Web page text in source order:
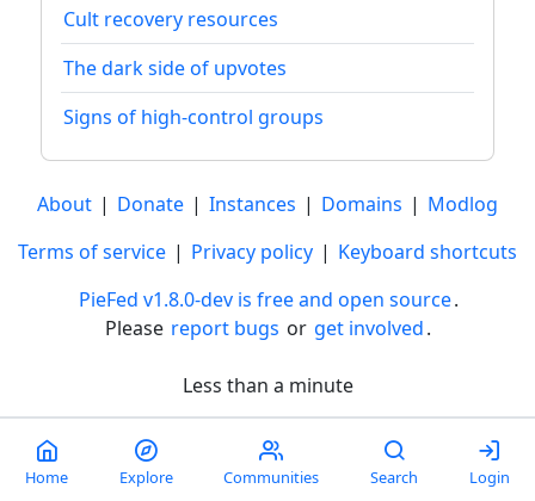
Cult recovery resources
The dark side of upvotes
Signs of high-control groups
About | Donate | Instances | Domains | Modlog
Terms of service | Privacy policy | Keyboard shortcuts
PieFed v1.8.0-dev is free and open source.
Please report bugs or get involved.
Less than a minute
Home Explore Communities Search Login